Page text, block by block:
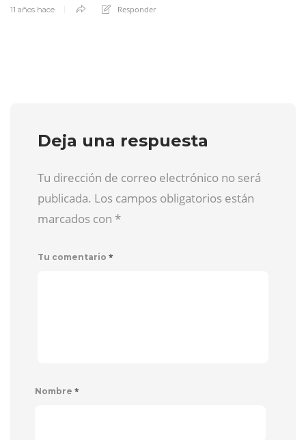
11 años hace Responder
Deja una respuesta
Tu dirección de correo electrónico no será
publicada. Los campos obligatorios están
marcados con *
Tu comentario *
Nombre *